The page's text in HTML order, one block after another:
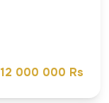
12 000 000 Rs